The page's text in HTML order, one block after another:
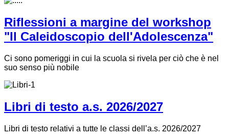
Riflessioni a margine del workshop
"Il Caleidoscopio dell'Adolescenza"
Ci sono pomeriggi in cui la scuola si rivela per ciò che è nel
suo senso più nobile
Libri di testo a.s. 2026/2027
Libri di testo relativi a tutte le classi dell’a.s. 2026/2027